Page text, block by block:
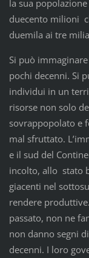
la sua
duecento milioni
duemila ai tre
Si può
pochi decenni. Si
individui in un
risorse non solo
sovrappopolato e
mal sfruttato.
e il sud del
incolto, allo stato
giacenti nel
rendere
passato, non ne
non danno segni
decenni. I loro